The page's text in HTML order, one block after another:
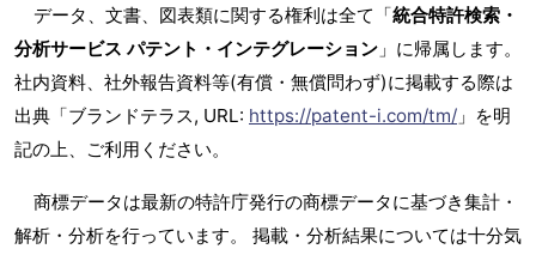
データ、文書、図表類に関する権利は全て「統合特許検索・
分析サービス パテント・インテグレーション 」に帰属します。
社内資料、社外報告資料等(有償・無償問わず)に掲載する際は
出典「ブランドテラス, URL: https://patent-i.com/tm/ 」を明
記の上、ご利用ください。
商標データは最新の特許庁発行の商標データに基づき集計・
解析・分析を行っています。 掲載・分析結果については十分気